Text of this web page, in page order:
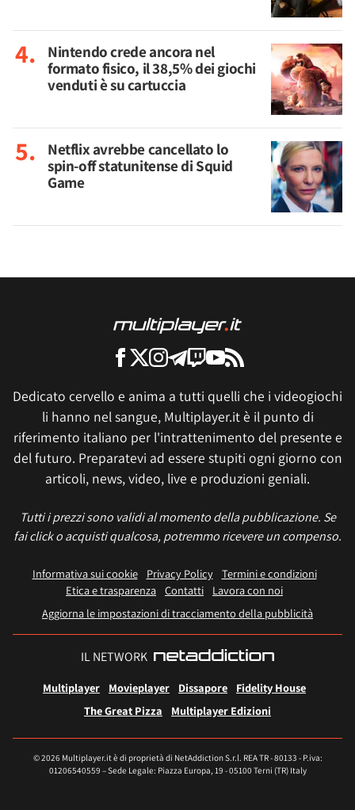
Nintendo crede ancora nel
formato fisico, il 38,5% dei giochi
venduti è su cartuccia
Netflix avrebbe cancellato lo
spin-off statunitense di Squid
Game
Dedicato cervello e anima a tutti quelli che i videogiochi
li hanno nel sangue, Multiplayer.it è il punto di
riferimento italiano per l'intrattenimento del presente e
del futuro. Preparatevi ad essere stupiti ogni giorno con
articoli, news, video, live e produzioni geniali.
Tutti i prezzi sono validi al momento della pubblicazione. Se
fai click o acquisti qualcosa, potremmo ricevere un compenso.
Informativa sui cookie Privacy Policy
Termini e condizioni
Etica e trasparenza Contatti
Lavora con noi
Aggiorna le impostazioni di tracciamento della pubblicità
IL NETWORK
Multiplayer Movieplayer Dissapore
Fidelity House
The Great Pizza
Multiplayer Edizioni
© 2026 Multiplayer.it è di proprietà di NetAddiction S.r.l. REA TR - 80133 - P.iva:
01206540559 – Sede Legale: Piazza Europa, 19 - 05100 Terni (TR) Italy